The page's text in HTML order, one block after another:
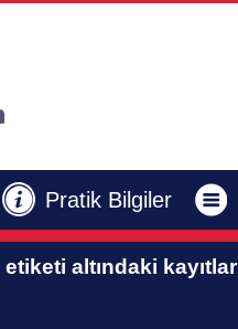
Pratik Bilgiler
etiketi altındaki kayıtlar